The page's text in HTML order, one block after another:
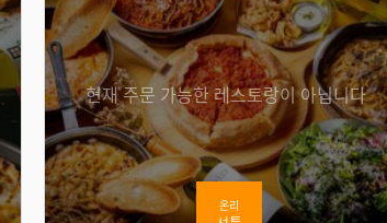
현재 주문 가능한 레스토랑이 아닙니다
온리